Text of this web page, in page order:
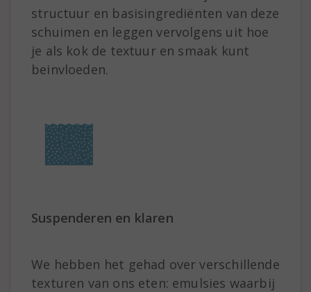
structuur en basisingrediënten van deze
schuimen en leggen vervolgens uit hoe
je als kok de textuur en smaak kunt
beinvloeden.
Suspenderen en klaren
We hebben het gehad over verschillende
texturen van ons eten: emulsies waarbij